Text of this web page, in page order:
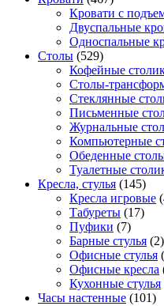
Кровати с
Двуспальные
Односпальные
Столы (529)
Кофейные
Столы-
Стеклянные
Письменные
Журнальные
Компьютерные
Обеденные
Туалетные
Кресла, стулья (145)
Кресла игровые
Табуреты (17)
Пуфики (7)
Барные стулья (2)
Офисные стулья
Офисные кресла
Кухонные стулья
Часы настенные (101)